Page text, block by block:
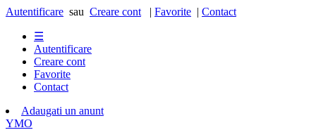
Autentificare sau Creare cont | Favorite | Contact
☰
Autentificare
Creare cont
Favorite
Contact
Adaugati un anunt
YMO